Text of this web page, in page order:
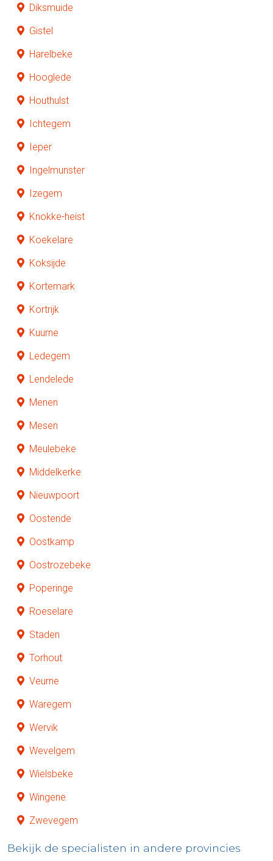
Diksmuide
Gistel
Harelbeke
Hooglede
Houthulst
Ichtegem
Ieper
Ingelmunster
Izegem
Knokke-heist
Koekelare
Koksijde
Kortemark
Kortrijk
Kuurne
Ledegem
Lendelede
Menen
Mesen
Meulebeke
Middelkerke
Nieuwpoort
Oostende
Oostkamp
Oostrozebeke
Poperinge
Roeselare
Staden
Torhout
Veurne
Waregem
Wervik
Wevelgem
Wielsbeke
Wingene
Zwevegem
Bekijk de specialisten in andere provincies